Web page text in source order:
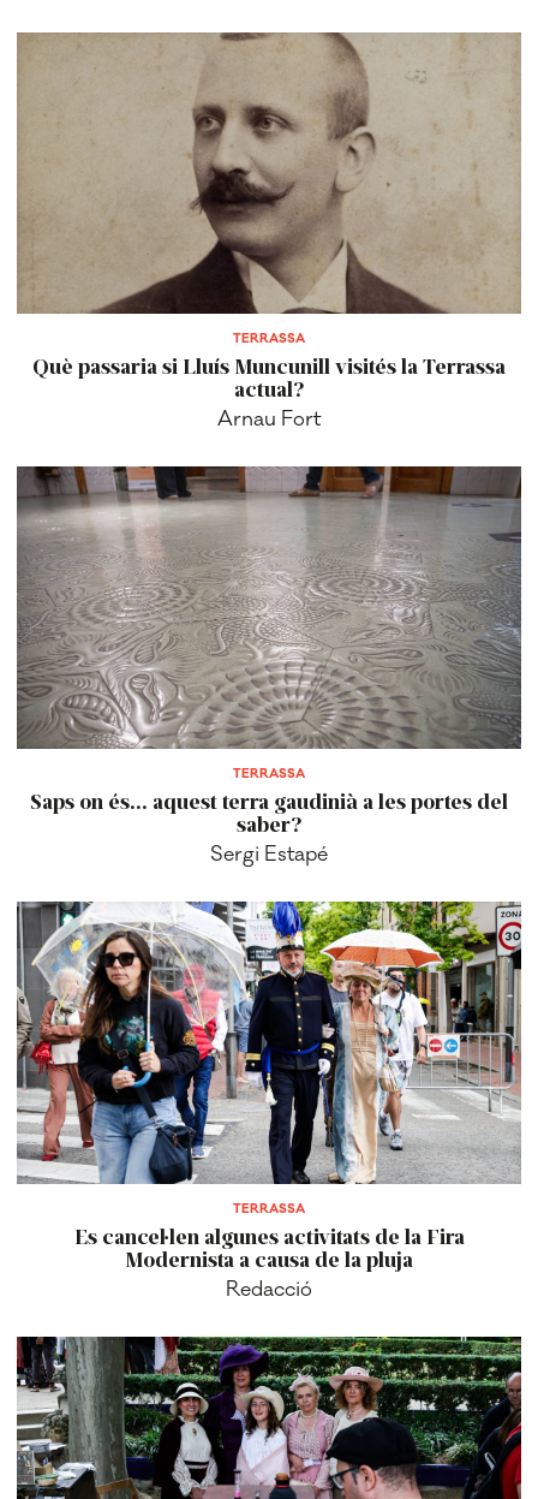
TERRASSA
Què passaria si Lluís Muncunill visités la Terrassa
actual?
Arnau Fort
TERRASSA
Saps on és... aquest terra gaudinià a les portes del
saber?
Sergi Estapé
TERRASSA
Es cancel·len algunes activitats de la Fira
Modernista a causa de la pluja
Redacció